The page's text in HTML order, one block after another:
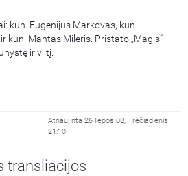
kun. Eugenijus Markovas, kun.
kun. Mantas Mileris. Pristato „Magis“
ir viltį.
Atnaujinta 26 liepos 08, Trečiadienis
21:10
transliacijos